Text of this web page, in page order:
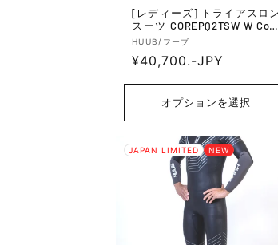
[レディーズ] トライアスロン
スーツ COREPQ2TSW W Core
Prime Q2 Tri Suit - Purple
販
売
HUUB/フーブ
通
常
格
¥40,700.-JPY
オプションを選択
JAPAN LIMITED NEW